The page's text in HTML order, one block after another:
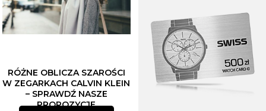
RÓŻNE OBLICZA SZAROŚCI
W ZEGARKACH CALVIN KLEIN
– SPRAWDŹ NASZE
PROPOZYCJE